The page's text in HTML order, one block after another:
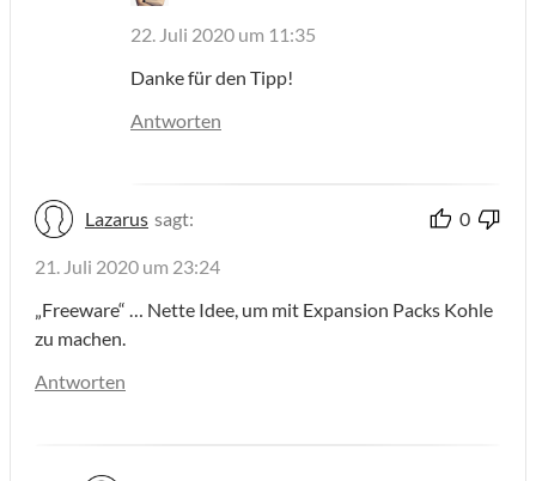
22. Juli 2020 um 11:35
Danke für den Tipp!
Antworten
Lazarus sagt: 0
21. Juli 2020 um 23:24
„Freeware“ … Nette Idee, um mit Expansion Packs Kohle
zu machen.
Antworten